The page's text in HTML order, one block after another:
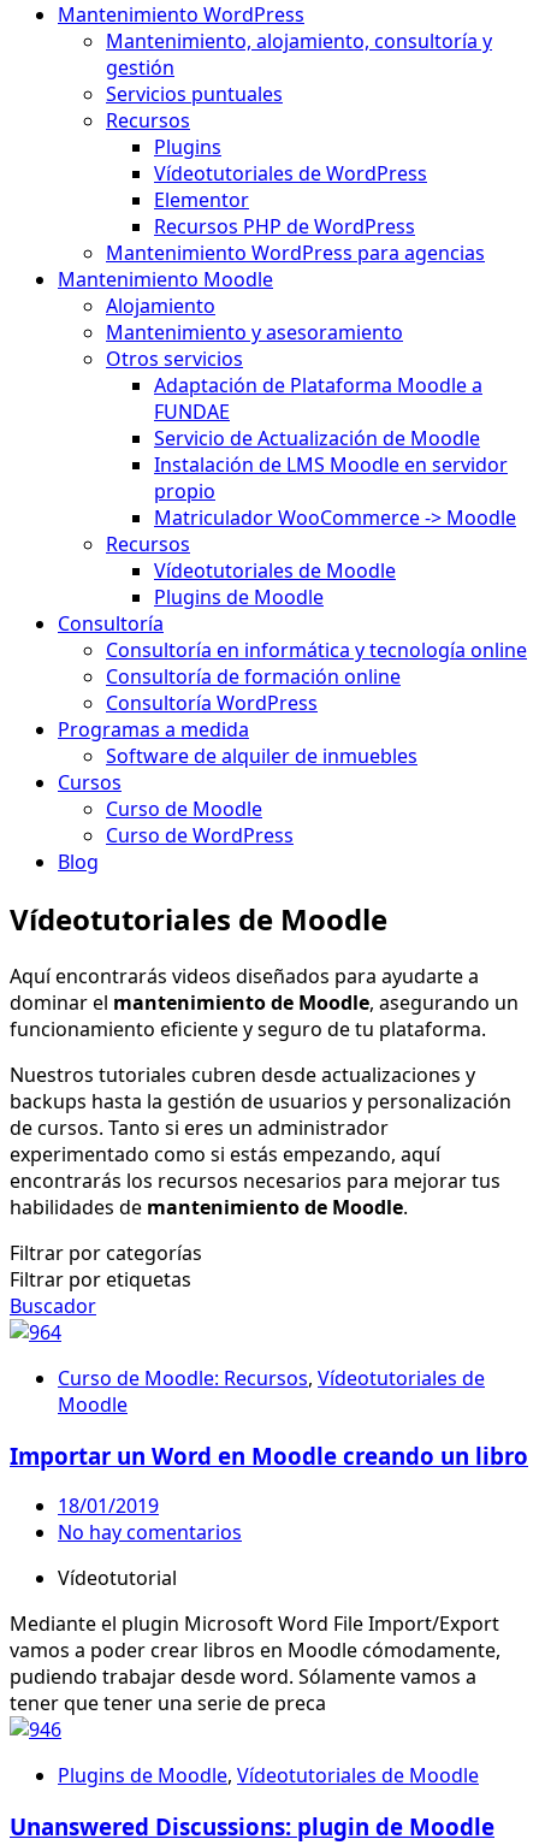
Mantenimiento WordPress
Mantenimiento, alojamiento, consultoría y
gestión
Servicios puntuales
Recursos
Plugins
Vídeotutoriales de WordPress
Elementor
Recursos PHP de WordPress
Mantenimiento WordPress para agencias
Mantenimiento Moodle
Alojamiento
Mantenimiento y asesoramiento
Otros servicios
Adaptación de Plataforma Moodle a
FUNDAE
Servicio de Actualización de Moodle
Instalación de LMS Moodle en servidor
propio
Matriculador WooCommerce -> Moodle
Recursos
Vídeotutoriales de Moodle
Plugins de Moodle
Consultoría
Consultoría en informática y tecnología online
Consultoría de formación online
Consultoría WordPress
Programas a medida
Software de alquiler de inmuebles
Cursos
Curso de Moodle
Curso de WordPress
Blog
Vídeotutoriales de Moodle
Aquí encontrarás videos diseñados para ayudarte a
dominar el mantenimiento de Moodle, asegurando un
funcionamiento eficiente y seguro de tu plataforma.
Nuestros tutoriales cubren desde actualizaciones y
backups hasta la gestión de usuarios y personalización
de cursos. Tanto si eres un administrador
experimentado como si estás empezando, aquí
encontrarás los recursos necesarios para mejorar tus
habilidades de mantenimiento de Moodle.
Filtrar por categorías
Filtrar por etiquetas
Buscador
Curso de Moodle: Recursos, Vídeotutoriales de
Moodle
Importar un Word en Moodle creando un libro
18/01/2019
No hay comentarios
Vídeotutorial
Mediante el plugin Microsoft Word File Import/Export
vamos a poder crear libros en Moodle cómodamente,
pudiendo trabajar desde word. Sólamente vamos a
tener que tener una serie de preca
Plugins de Moodle, Vídeotutoriales de Moodle
Unanswered Discussions: plugin de Moodle